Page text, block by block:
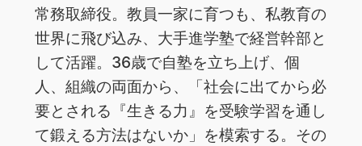
常務取締役。教員一家に育つも、私教育の
世界に飛び込み、大手進学塾で経営幹部と
して活躍。36歳で自塾を立ち上げ、個
人、組織の両面から、「社会に出てから必
要とされる『生きる力』を受験学習を通し
て鍛える方法はないか」を模索する。その